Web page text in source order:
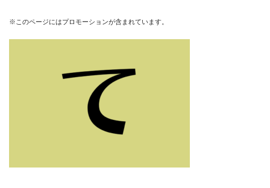
※このページにはプロモーションが含まれています。